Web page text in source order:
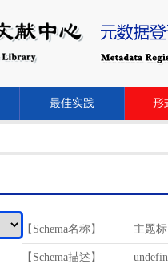
最佳实践 形
【Schema名称】 主题
【Schema描述】